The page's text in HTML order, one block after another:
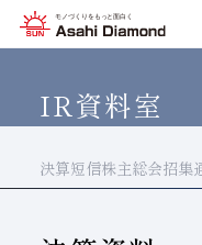
企業情報
企業情報
製品紹介
製品紹介
技術情報
技術情報
研究開発
研究開発
サステナビリ
サステナビリティ
IR情報
IR情報
IR資料室
決算短信株主総会招集